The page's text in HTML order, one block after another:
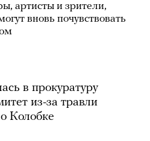
артисты и зрители,
вновь почувствовать
в прокуратуру
из-за травли
Колобке